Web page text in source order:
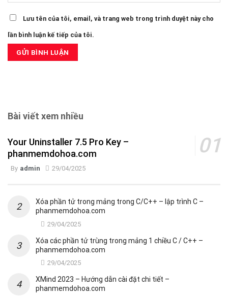
Lưu tên của tôi, email, và trang web trong trình duyệt này cho
lần bình luận kế tiếp của tôi.
Bài viết xem nhiều
Your Uninstaller 7.5 Pro Key –
phanmemdohoa.com
By admin 29/04/2025
Xóa phần tử trong mảng trong C/C++ – lập trình C –
phanmemdohoa.com
29/04/2025
Xóa các phần tử trùng trong mảng 1 chiều C / C++ –
phanmemdohoa.com
29/04/2025
XMind 2023 – Hướng dẫn cài đặt chi tiết –
phanmemdohoa.com